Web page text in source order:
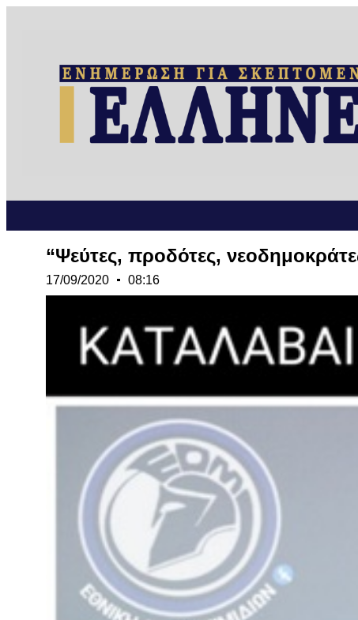
“Ψεύτες, προδότες,
17/09/2020 08:16